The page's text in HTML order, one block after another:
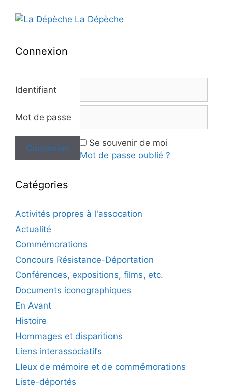
La Dépèche
Connexion
Identifiant
Mot de passe
Se souvenir de moi
Mot de passe oublié ?
Catégories
Activités propres à l'assocation
Actualité
Commémorations
Concours Résistance-Déportation
Conférences, expositions, films, etc.
Documents iconographiques
En Avant
Histoire
Hommages et disparitions
Liens interassociatifs
LIeux de mémoire et de commémorations
Liste-déportés